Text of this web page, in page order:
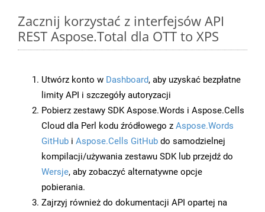
Zacznij korzystać z interfejsów API
REST Aspose.Total dla OTT to XPS
Utwórz konto w Dashboard, aby uzyskać bezpłatne
limity API i szczegóły autoryzacji
Pobierz zestawy SDK Aspose.Words i Aspose.Cells
Cloud dla Perl kodu źródłowego z Aspose.Words
GitHub i Aspose.Cells GitHub do samodzielnej
kompilacji/używania zestawu SDK lub przejdź do
Wersje, aby zobaczyć alternatywne opcje
pobierania.
Zajrzyj również do dokumentacji API opartej na